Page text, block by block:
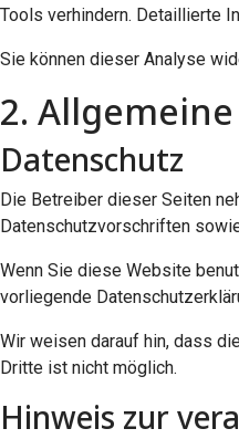
Tools verhindern. Detaillierte
Sie können dieser Analyse
2.
Datenschutz
Die Betreiber dieser Seiten
Datenschutzvorschriften
Wenn Sie diese Website
vorliegende
Wir weisen darauf hin, dass
Dritte ist nicht möglich.
Hinweis zur